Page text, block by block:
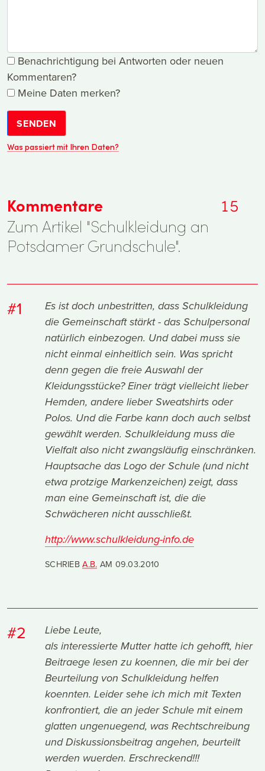
Benachrichtigung bei Antworten oder neuen
Kommentaren?
Meine Daten merken?
SENDEN
Was passiert mit Ihren Daten?
Kommentare
15
Zum Artikel "Schulkleidung an
Potsdamer Grundschule".
#1
Es ist doch unbestritten, dass Schulkleidung
die Gemeinschaft stärkt - das Schulpersonal
natürlich einbezogen. Und dabei muss sie
nicht einmal einheitlich sein. Was spricht
denn gegen die freie Auswahl der
Kleidungsstücke? Einer trägt vielleicht lieber
Hemden, andere lieber Sweatshirts oder
Polos. Und die Farbe kann doch auch selbst
gewählt werden. Schulkleidung muss die
Vielfalt also nicht zwangsläufig einschränken.
Hauptsache das Logo der Schule (und nicht
etwa protzige Markenzeichen) zeigt, dass
man eine Gemeinschaft ist, die die
Schwächeren nicht ausschließt.
http://www.schulkleidung-info.de
SCHRIEBA.B. AM 09.03.2010
#2
Liebe Leute,
als interessierte Mutter hatte ich gehofft, hier
Beitraege lesen zu koennen, die mir bei der
Beurteilung von Schulkleidung helfen
koennten. Leider sehe ich mich mit Texten
konfrontiert, die an jeder Schule mit einem
glatten ungenuegend, was Rechtschreibung
und Diskussionsbeitrag angehen, beurteilt
werden wuerden. Erschreckend!!!